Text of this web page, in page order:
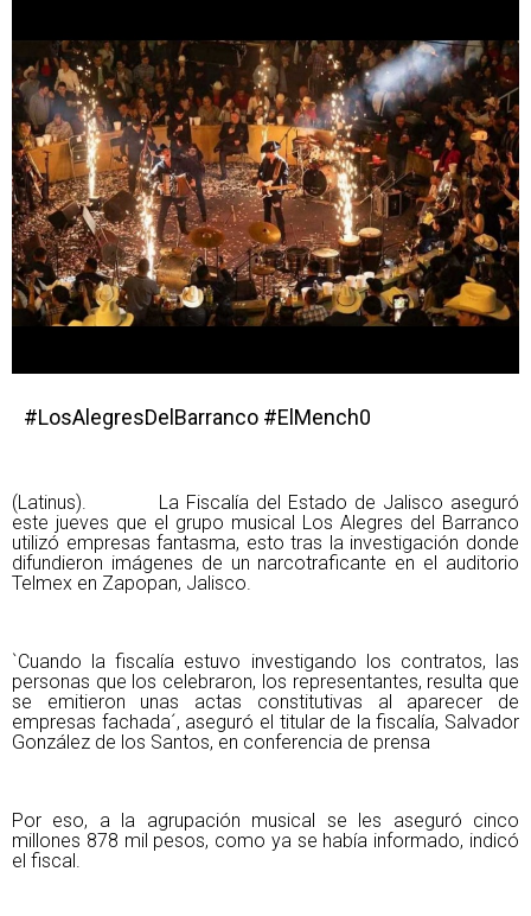
#LosAlegresDelBarranco #ElMench0
(Latinus). La Fiscalía del Estado de Jalisco aseguró
este jueves que el grupo musical Los Alegres del Barranco
utilizó empresas fantasma, esto tras la investigación donde
difundieron imágenes de un narcotraficante en el auditorio
Telmex en Zapopan, Jalisco.
`Cuando la fiscalía estuvo investigando los contratos, las
personas que los celebraron, los representantes, resulta que
se emitieron unas actas constitutivas al aparecer de
empresas fachada´, aseguró el titular de la fiscalía, Salvador
González de los Santos, en conferencia de prensa
Por eso, a la agrupación musical se les aseguró cinco
millones 878 mil pesos, como ya se había informado, indicó
el fiscal.